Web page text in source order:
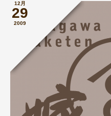
12月
29
2009